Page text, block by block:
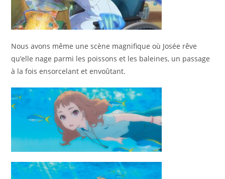
Nous avons même une scène magnifique où Josée rêve
qu’elle nage parmi les poissons et les baleines, un passage
à la fois ensorcelant et envoûtant.